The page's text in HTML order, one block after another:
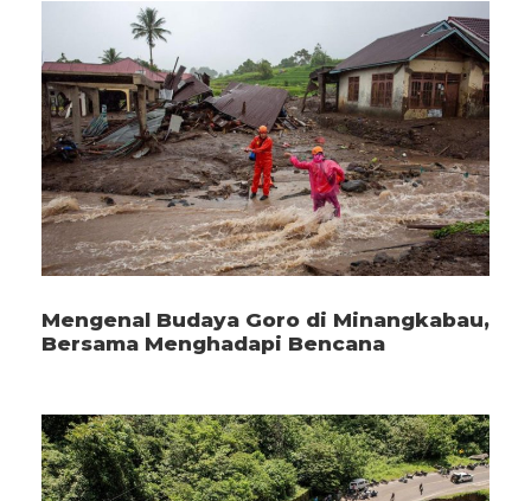
Mengenal Budaya Goro di Minangkabau,
Bersama Menghadapi Bencana